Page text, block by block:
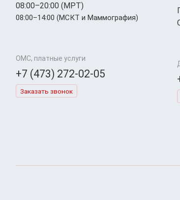
08:00–20:00 (МРТ)
08:00–14:00 (МСКТ и Маммография)
ОМС, платные услуги
+7 (473) 272-02-05
Заказать звонок